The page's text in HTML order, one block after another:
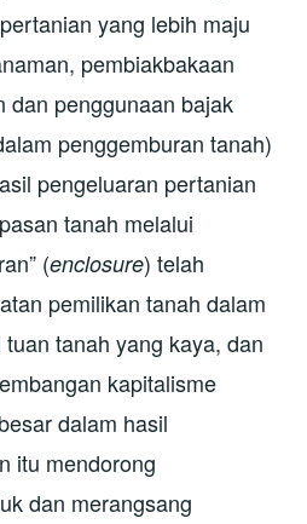
yang lebih maju
pembiakbakaan
dan penggunaan bajak
penggemburan tanah)
pengeluaran pertanian
tanah melalui
(enclosure) telah
pemilikan tanah dalam
tanah yang kaya, dan
kapitalisme
dalam hasil
itu mendorong
dan merangsang